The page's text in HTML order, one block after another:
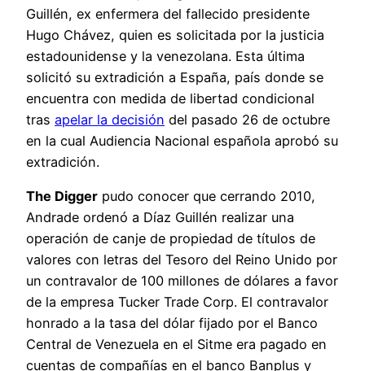
Guillén, ex enfermera del fallecido presidente
Hugo Chávez, quien es solicitada por la justicia
estadounidense y la venezolana. Esta última
solicitó su extradición a España, país donde se
encuentra con medida de libertad condicional
tras apelar la decisión del pasado 26 de octubre
en la cual Audiencia Nacional española aprobó su
extradición.
The Digger pudo conocer que cerrando 2010,
Andrade ordenó a Díaz Guillén realizar una
operación de canje de propiedad de títulos de
valores con letras del Tesoro del Reino Unido por
un contravalor de 100 millones de dólares a favor
de la empresa Tucker Trade Corp. El contravalor
honrado a la tasa del dólar fijado por el Banco
Central de Venezuela en el Sitme era pagado en
cuentas de compañías en el banco Banplus y